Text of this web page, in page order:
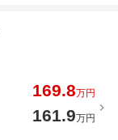
169.8万円
161.9万円